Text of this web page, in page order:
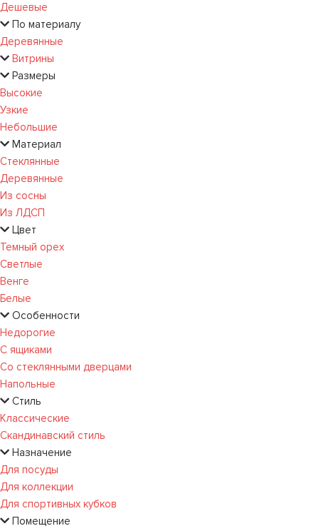
Дешевые
По материалу
Деревянные
Витрины
Размеры
Высокие
Узкие
Небольшие
Материал
Стеклянные
Деревянные
Из сосны
Из ЛДСП
Цвет
Темный орех
Светлые
Венге
Белые
Особенности
Недорогие
С ящиками
Со стеклянными дверцами
Напольные
Стиль
Классические
Скандинавский стиль
Назначение
Для посуды
Для коллекции
Для спортивных кубков
Помещение